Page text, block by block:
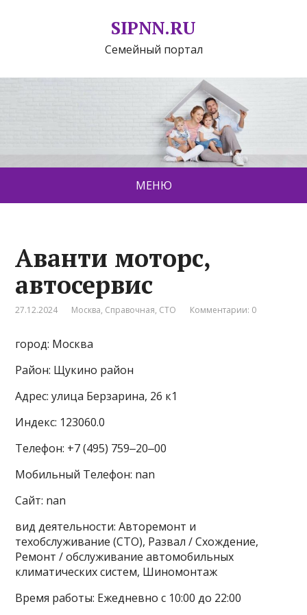
SIPNN.RU
Семейный портал
МЕНЮ
Аванти моторс,
автосервис
27.12.2024 Москва, Справочная, СТО Комментарии: 0
город: Москва
Район: Щукино район
Адрес: улица Берзарина, 26 к1
Индекс: 123060.0
Телефон: +7 (495) 759‒20‒00
Мобильный Телефон: nan
Сайт: nan
вид деятельности: Авторемонт и
техобслуживание (СТО), Развал / Схождение,
Ремонт / обслуживание автомобильных
климатических систем, Шиномонтаж
Время работы: Ежедневно с 10:00 до 22:00